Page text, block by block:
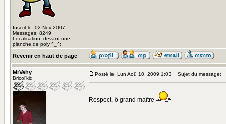
Inscrit le: 02 Nov 2007
Messages: 8249
Localisation: devant une
planche de poly ^_^;
Revenir en haut de page
MrVehy
Bricol'kid
Posté le: Lun Aoû 10, 2009 1:03 Sujet du message:
Respect, ô grand maître